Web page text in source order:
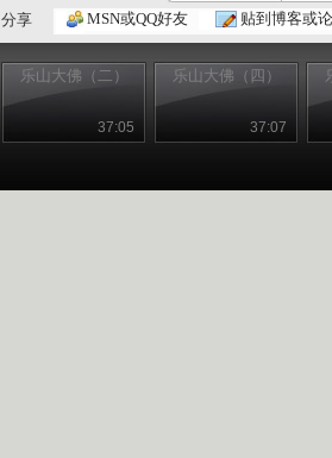
分享
MSN或QQ好友 贴到博客或
乐山大佛（二）
37:05
乐山大佛（四）
37:07